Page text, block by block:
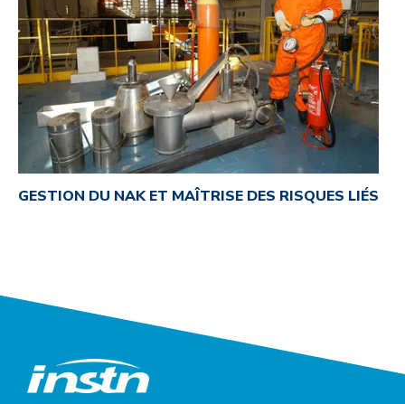
GESTION DU NAK ET MAÎTRISE DES RISQUES LIÉS